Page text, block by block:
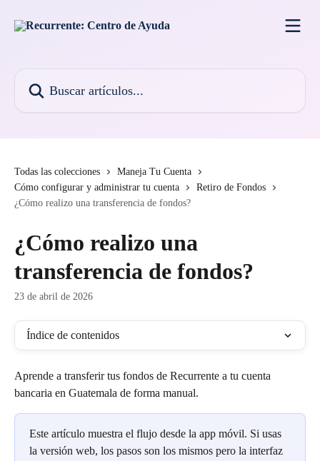
Todas las colecciones
Maneja Tu Cuenta
Cómo configurar y administrar tu cuenta
Retiro de Fondos
¿Cómo realizo una transferencia de fondos?
¿Cómo realizo una
transferencia de fondos?
23 de abril de 2026
Índice de contenidos
Aprende a transferir tus fondos de Recurrente a tu cuenta
bancaria en Guatemala de forma manual.
Este artículo muestra el flujo desde la app móvil. Si usas
la versión web, los pasos son los mismos pero la interfaz